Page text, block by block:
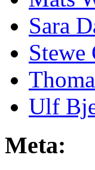
Sara
Stewe
Ulf
Meta: